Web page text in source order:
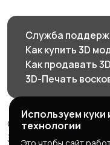
Служба
Как купить 3D
Как продавать
3D-Печать
© 2026 3d585.ru -
3d585.ru
Используем
технологии